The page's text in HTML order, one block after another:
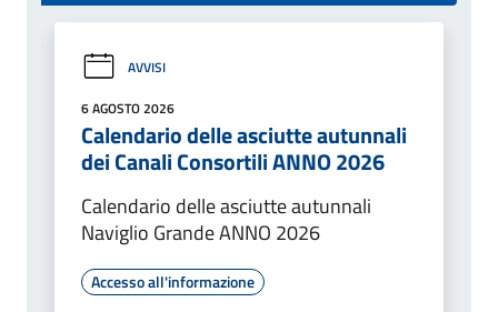
AVVISI
6 AGOSTO 2026
Calendario delle asciutte autunnali
dei Canali Consortili ANNO 2026
Calendario delle asciutte autunnali
Naviglio Grande ANNO 2026
Accesso all'informazione